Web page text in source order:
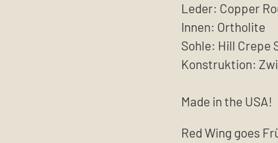
Leder: Copper
Innen: Ortholite
Sohle: Hill Crepe
Konstruktion:
Made in the USA!
Red Wing goes